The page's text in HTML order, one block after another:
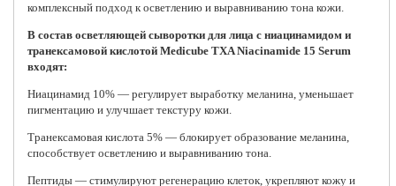
комплексный подход к осветлению и выравниванию тона кожи.
В состав осветляющей сыворотки для лица с ниацинамидом и
транексамовой кислотой Medicube TXA Niacinamide 15 Serum
входят:
Ниацинамид 10% — регулирует выработку меланина, уменьшает
пигментацию и улучшает текстуру кожи.
Транексамовая кислота 5% — блокирует образование меланина,
способствует осветлению и выравниванию тона.
Пептиды — стимулируют регенерацию клеток, укрепляют кожу и